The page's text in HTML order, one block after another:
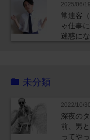
2025/06/19
常連客
ゃ仕事
迷惑に
未分類
2022/10/30
深夜の
前、男
ってや